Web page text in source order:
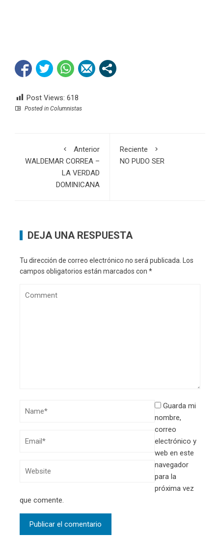
Post Views: 618
Posted in Columnistas
Anterior
WALDEMAR CORREA –
LA VERDAD
DOMINICANA
Reciente
NO PUDO SER
DEJA UNA RESPUESTA
Tu dirección de correo electrónico no será publicada. Los
campos obligatorios están marcados con *
Guarda mi
nombre,
correo
electrónico y
web en este
navegador
para la
próxima vez
que comente.